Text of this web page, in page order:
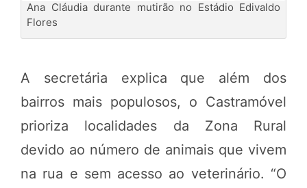
Ana Cláudia durante mutirão no Estádio Edivaldo
Flores
A secretária explica que além dos
bairros mais populosos, o Castramóvel
prioriza localidades da Zona Rural
devido ao número de animais que vivem
na rua e sem acesso ao veterinário. “O